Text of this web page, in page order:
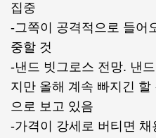
집중
-그쪽이 공격적으로 들어
중할 것
-낸드 빗그로스 전망. 낸
지만 올해 계속 빠지긴
으로 보고 있음
-가격이 강세로 버티면